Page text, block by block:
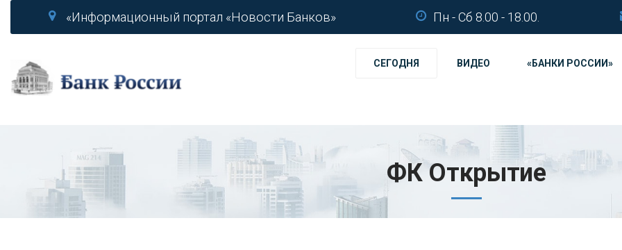
«Информационный портал «Новости Банков» Пн - Сб 8.00 - 18.00.
СЕГОДНЯ ВИДЕО «БАНКИ РОССИИ»
ФК Открытие